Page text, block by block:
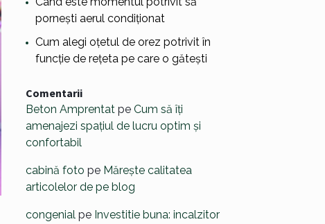
pornești aerul condiționat
Cum alegi oțetul de orez potrivit în
funcție de rețeta pe care o gătești
Comentarii
Beton Amprentatpe Cum să îți
amenajezi spațiul de lucru optim și
confortabil
cabină foto pe Mărește calitatea
articolelor de pe blog
congenialpe Investitie buna: incalzitor